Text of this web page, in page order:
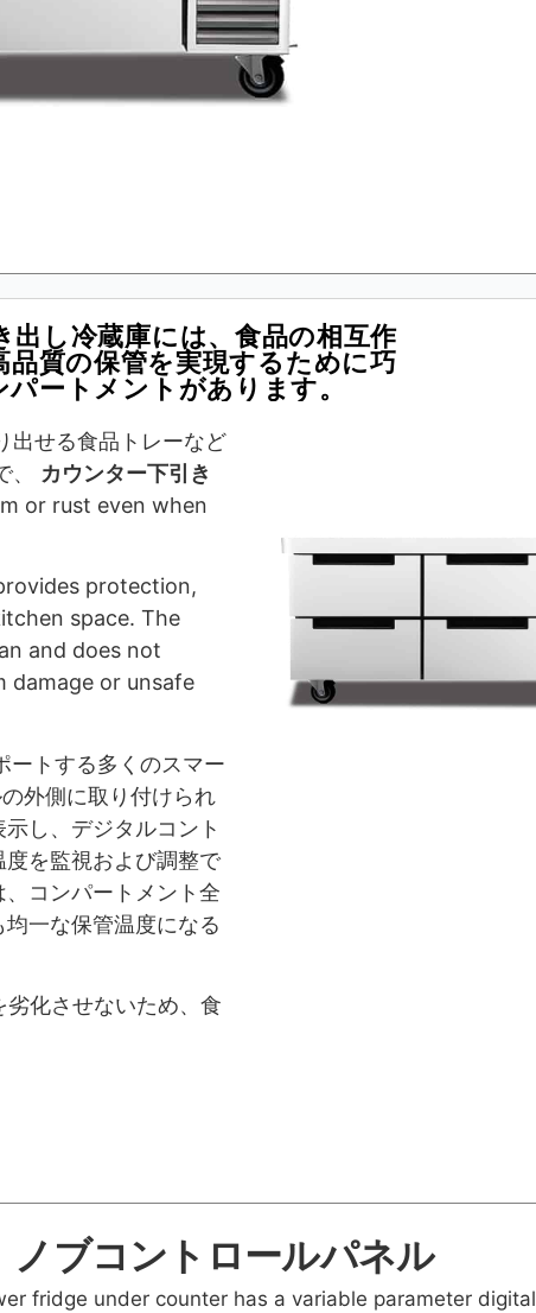
出し冷蔵庫には、食品の相互作
品質の保管を実現するために巧
ートメントがあります。
出せる食品トレーなど
、 カウンター下引き
or rust even when
protection,
space. The
and does not
or unsafe
ートする多くのスマー
外側に取り付けられ
し、デジタルコント
を監視および調整で
コンパートメント全
一な保管温度になる
化させないため、食
ノブコントロールパネル
fridge under counter has a variable parameter digital